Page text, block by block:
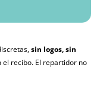
sin logos, sin
recibo. El repartidor no